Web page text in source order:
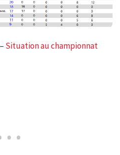
– Situation au championnat